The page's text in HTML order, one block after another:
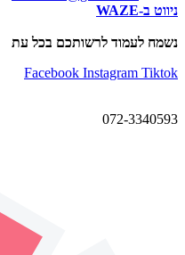
ניווט ב-WAZE
נשמח לעמוד לרשותכם בכל עת
Facebook Instagram Tiktok
072-3340593